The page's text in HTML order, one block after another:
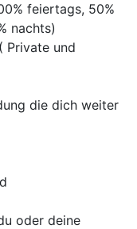
feiertags, 50%
nachts)
Private und
die dich weiter
oder deine